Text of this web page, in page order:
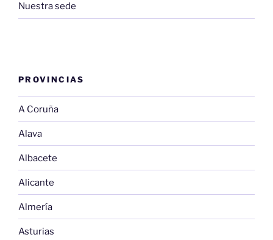
Nuestra sede
PROVINCIAS
A Coruña
Alava
Albacete
Alicante
Almería
Asturias